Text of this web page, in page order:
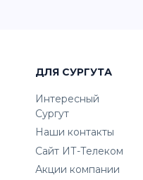
ДЛЯ СУРГУТА
Интересный
Сургут
Наши контакты
Сайт ИТ-Телеком
Акции компании